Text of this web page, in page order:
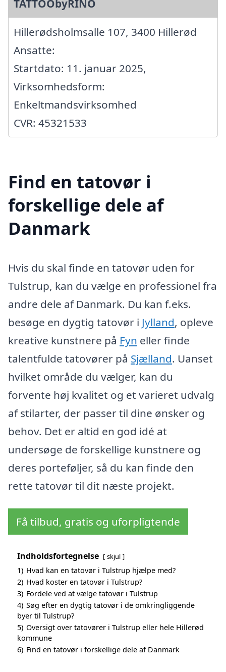
TATTOObyRINO
Hillerødsholmsalle 107, 3400 Hillerød
Ansatte:
Startdato: 11. januar 2025,
Virksomhedsform:
Enkeltmandsvirksomhed
CVR: 45321533
Find en tatovør i
forskellige dele af
Danmark
Hvis du skal finde en tatovør uden for
Tulstrup, kan du vælge en professionel fra
andre dele af Danmark. Du kan f.eks.
besøge en dygtig tatovør i Jylland, opleve
kreative kunstnere på Fyn eller finde
talentfulde tatovører på Sjælland. Uanset
hvilket område du vælger, kan du
forvente høj kvalitet og et varieret udvalg
af stilarter, der passer til dine ønsker og
behov. Det er altid en god idé at
undersøge de forskellige kunstnere og
deres porteføljer, så du kan finde den
rette tatovør til dit næste projekt.
Få tilbud, gratis og uforpligtende
Indholdsfortegnelse skjul
1) Hvad kan en tatovør i Tulstrup hjælpe med?
2) Hvad koster en tatovør i Tulstrup?
3) Fordele ved at vælge tatovør i Tulstrup
4) Søg efter en dygtig tatovør i de omkringliggende
byer til Tulstrup?
5) Oversigt over tatovører i Tulstrup eller hele Hillerød
kommune
6) Find en tatovør i forskellige dele af Danmark